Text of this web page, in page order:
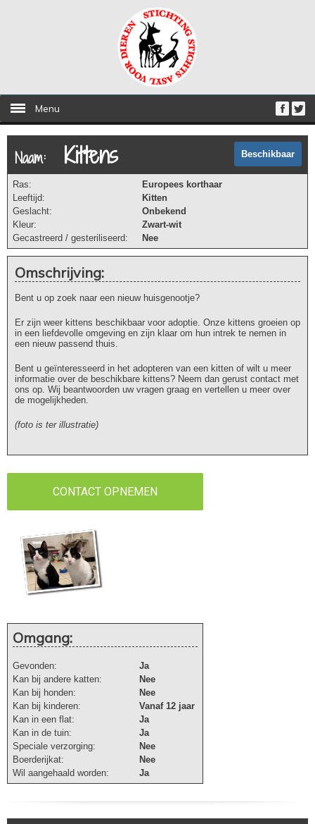
Menu
Beschikbaar
Naam: Kittens
Ras:
Europees korthaar
Leeftijd:
Kitten
Geslacht:
Onbekend
Kleur:
Zwart-wit
Gecastreerd / gesteriliseerd:
Nee
Omschrijving:
Bent u op zoek naar een nieuw huisgenootje?
Er zijn weer kittens beschikbaar voor adoptie. Onze kittens groeien op
in een liefdevolle omgeving en zijn klaar om hun intrek te nemen in
een nieuw passend thuis.
Bent u geïnteresseerd in het adopteren van een kitten of wilt u meer
informatie over de beschikbare kittens? Neem dan gerust contact met
ons op. Wij beantwoorden uw vragen graag en vertellen u meer over
de mogelijkheden.
(foto is ter illustratie)
CONTACT OPNEMEN
Omgang:
Gevonden:
Ja
Kan bij andere katten:
Nee
Kan bij honden:
Nee
Kan bij kinderen:
Vanaf 12 jaar
Kan in een flat:
Ja
Kan in de tuin:
Ja
Speciale verzorging:
Nee
Boerderijkat:
Nee
Wil aangehaald worden:
Ja